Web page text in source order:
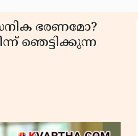
ഭരണമോ?
ഞെട്ടിക്കുന്ന